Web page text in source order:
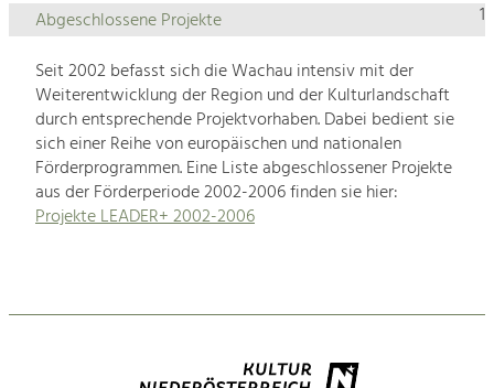
1
Abgeschlossene Projekte
Seit 2002 befasst sich die Wachau intensiv mit der
Weiterentwicklung der Region und der Kulturlandschaft
durch entsprechende Projektvorhaben. Dabei bedient sie
sich einer Reihe von europäischen und nationalen
Förderprogrammen. Eine Liste abgeschlossener Projekte
aus der Förderperiode 2002-2006 finden sie hier:
Projekte LEADER+ 2002-2006